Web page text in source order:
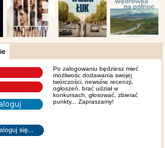
Po zalogowaniu będziesz mieć
możliwośc dodawania swojej
twórczości, newsów, recenzji,
ogłoszeń, brać udział w
konkursach, głosować, zbierać
punkty... Zapraszamy!